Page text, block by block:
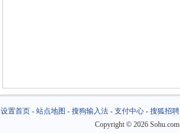
设置首页- 站点地图 - 搜狗输入法- 支付中心- 搜狐招聘
Copyright © 2026